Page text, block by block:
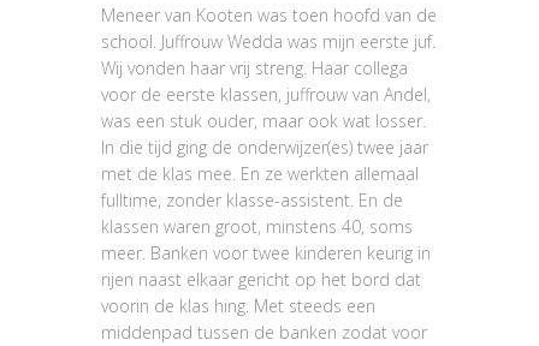
Meneer van Kooten was toen hoofd van de
school. Juffrouw Wedda was mijn eerste juf.
Wij vonden haar vrij streng. Haar collega
voor de eerste klassen, juffrouw van Andel,
was een stuk ouder, maar ook wat losser.
In die tijd ging de onderwijzer(es) twee jaar
met de klas mee. En ze werkten allemaal
fulltime, zonder klasse-assistent. En de
klassen waren groot, minstens 40, soms
meer. Banken voor twee kinderen keurig in
rijen naast elkaar gericht op het bord dat
voorin de klas hing. Met steeds een
middenpad tussen de banken zodat voor